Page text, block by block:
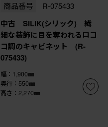
商品番号 R-075433
中古 SILIK(シリック) 繊
細な装飾に目を奪われるロコ
コ調のキャビネット (R-
075433)
幅：1,900㎜
奥行：550㎜
高さ：2,270㎜